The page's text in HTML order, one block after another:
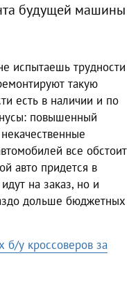
будущей машины
испытаешь трудности
такую
есть в наличии и по
повышенный
все обстоит
авто придется в
на заказ, но и
дольше бюджетных
б/у кроссоверов за